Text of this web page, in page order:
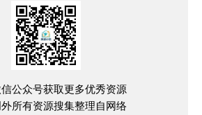
公众号获取更多优秀资源
所有资源搜集整理自网络